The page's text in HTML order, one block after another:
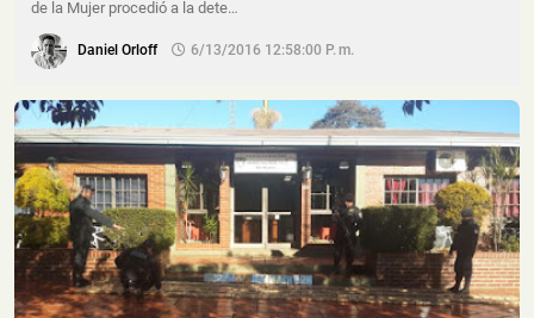
de la Mujer procedió a la dete…
Daniel Orloff 6/13/2016 12:58:00 P. M.